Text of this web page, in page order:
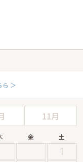
ら ＞
11月
金 土
1